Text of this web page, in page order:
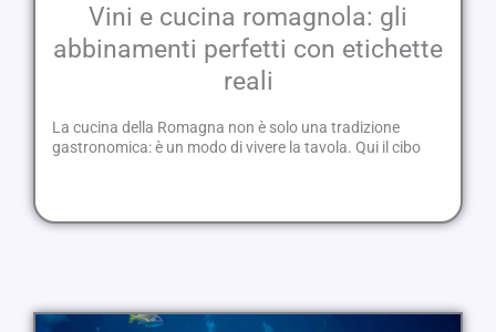
Vini e cucina romagnola: gli
abbinamenti perfetti con etichette
reali
La cucina della Romagna non è solo una tradizione
gastronomica: è un modo di vivere la tavola. Qui il cibo